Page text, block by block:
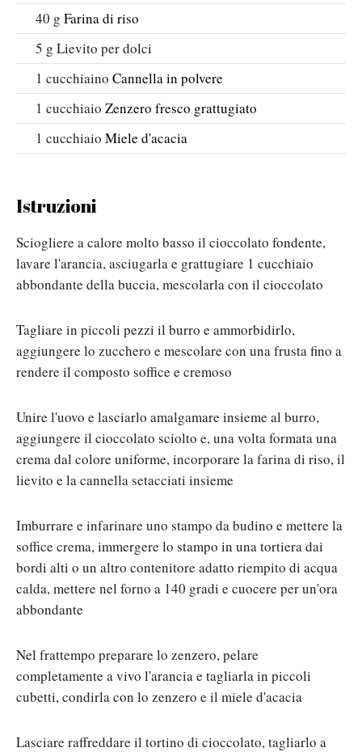
40 g Farina di riso
5 g Lievito per dolci
1 cucchiaino Cannella in polvere
1 cucchiaio Zenzero fresco grattugiato
1 cucchiaio Miele d'acacia
Istruzioni
Sciogliere a calore molto basso il cioccolato fondente,
lavare l'arancia, asciugarla e grattugiare 1 cucchiaio
abbondante della buccia, mescolarla con il cioccolato
Tagliare in piccoli pezzi il burro e ammorbidirlo,
aggiungere lo zucchero e mescolare con una frusta fino a
rendere il composto soffice e cremoso
Unire l'uovo e lasciarlo amalgamare insieme al burro,
aggiungere il cioccolato sciolto e, una volta formata una
crema dal colore uniforme, incorporare la farina di riso, il
lievito e la cannella setacciati insieme
Imburrare e infarinare uno stampo da budino e mettere la
soffice crema, immergere lo stampo in una tortiera dai
bordi alti o un altro contenitore adatto riempito di acqua
calda, mettere nel forno a 140 gradi e cuocere per un'ora
abbondante
Nel frattempo preparare lo zenzero, pelare
completamente a vivo l'arancia e tagliarla in piccoli
cubetti, condirla con lo zenzero e il miele d'acacia
Lasciare raffreddare il tortino di cioccolato, tagliarlo a